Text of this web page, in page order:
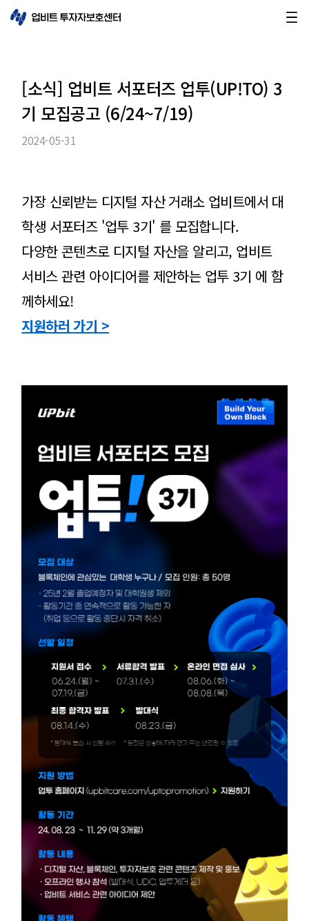
[소식] 업비트 서포터즈 업투(UP!TO) 3
기 모집공고 (6/24~7/19)
2024-05-31
가장 신뢰받는 디지털 자산 거래소 업비트에서 대
학생 서포터즈 '업투 3기' 를 모집합니다.
다양한 콘텐츠로 디지털 자산을 알리고, 업비트
서비스 관련 아이디어를 제안하는 업투 3기 에 함
께하세요!
지원하러 가기 >